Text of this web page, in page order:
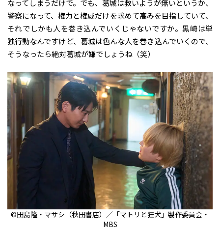
なってしまうだけで。でも、葛城は救いようが無いというか、
警察になって、権力と権威だけを求めて高みを目指していて、
それでしかも人を巻き込んでいくじゃないですか。黒崎は単
独行動なんですけど、葛城は色んな人を巻き込んでいくので、
そうなったら絶対葛城が嫌でしょうね（笑）
©田島隆・マサシ（秋田書店）／「マトリと狂犬」製作委員会・
MBS